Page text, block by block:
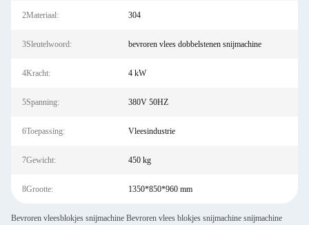
2Materiaal: 304
3Sleutelwoord: bevroren vlees dobbelstenen snijmachine
4Kracht: 4 kW
5Spanning: 380V 50HZ
6Toepassing: Vleesindustrie
7Gewicht: 450 kg
8Grootte: 1350*850*960 mm
Bevroren vleesblokjes snijmachine Bevroren vlees blokjes snijmachine snijmachine